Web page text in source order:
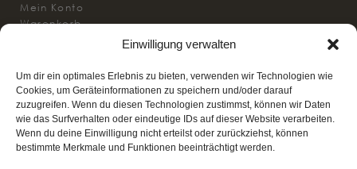
Einwilligung verwalten
Um dir ein optimales Erlebnis zu bieten, verwenden wir Technologien wie
Cookies, um Geräteinformationen zu speichern und/oder darauf
zuzugreifen. Wenn du diesen Technologien zustimmst, können wir Daten
wie das Surfverhalten oder eindeutige IDs auf dieser Website verarbeiten.
Wenn du deine Einwilligung nicht erteilst oder zurückziehst, können
bestimmte Merkmale und Funktionen beeinträchtigt werden.
Mein Konto
Warenkorb
Vertrag widerrufen
BESUCHEN SIE UNS
10% Rabatt auf deine erste Bestellung und immer
bestens informiert!* (ab 100€ Einkauf)